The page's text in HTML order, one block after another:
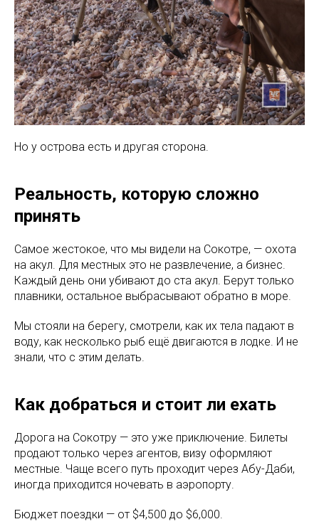
Но у острова есть и другая сторона.
Реальность, которую сложно
принять
Самое жестокое, что мы видели на Сокотре, — охота
на акул. Для местных это не развлечение, а бизнес.
Каждый день они убивают до ста акул. Берут только
плавники, остальное выбрасывают обратно в море.
Мы стояли на берегу, смотрели, как их тела падают в
воду, как несколько рыб ещё двигаются в лодке. И не
знали, что с этим делать.
Как добраться и стоит ли ехать
Дорога на Сокотру — это уже приключение. Билеты
продают только через агентов, визу оформляют
местные. Чаще всего путь проходит через Абу-Даби,
иногда приходится ночевать в аэропорту.
Бюджет поездки — от $4,500 до $6,000.
Готовы к подводным
приключениям?
Контактная информация:
Адрес :Турчанинов пер., 3, стр. 1, Москва,
Телефон :+7(925) 222-38-95
Email: diveclubche@gmail.com
Ссылка на телеграмм:
@diveclubcheinfo
Мы всегда на связи, чтобы ответить
на ваши вопросы, подобрать курс
Навигация по сайту:
Базы тренировок
Дайвинг для детей
Новости
Путешествия
Дайвинг курсы